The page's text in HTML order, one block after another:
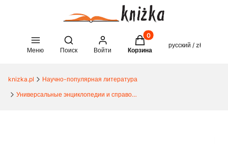
Меню
Open search engine
Поиск Войти
Товары в корзине: 0.
Корзина
русский / zł
knizka.pl
Научно-популярная литература
Универсальные энциклопедии и справочники